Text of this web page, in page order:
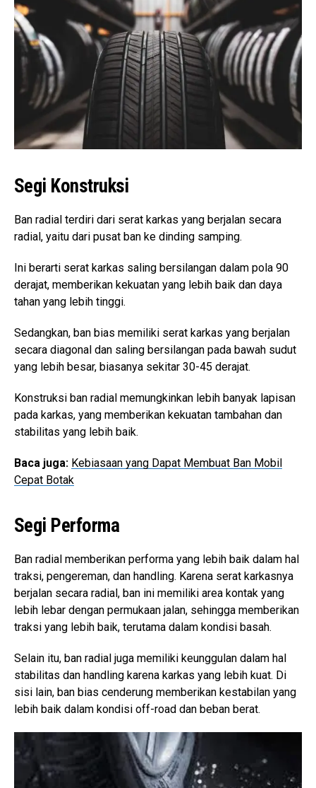
Segi Konstruksi
Ban radial terdiri dari serat karkas yang berjalan secara
radial, yaitu dari pusat ban ke dinding samping.
Ini berarti serat karkas saling bersilangan dalam pola 90
derajat, memberikan kekuatan yang lebih baik dan daya
tahan yang lebih tinggi.
Sedangkan, ban bias memiliki serat karkas yang berjalan
secara diagonal dan saling bersilangan pada bawah sudut
yang lebih besar, biasanya sekitar 30-45 derajat.
Konstruksi ban radial memungkinkan lebih banyak lapisan
pada karkas, yang memberikan kekuatan tambahan dan
stabilitas yang lebih baik.
Baca juga: Kebiasaan yang Dapat Membuat Ban Mobil
Cepat Botak
Segi Performa
Ban radial memberikan performa yang lebih baik dalam hal
traksi, pengereman, dan handling. Karena serat karkasnya
berjalan secara radial, ban ini memiliki area kontak yang
lebih lebar dengan permukaan jalan, sehingga memberikan
traksi yang lebih baik, terutama dalam kondisi basah.
Selain itu, ban radial juga memiliki keunggulan dalam hal
stabilitas dan handling karena karkas yang lebih kuat. Di
sisi lain, ban bias cenderung memberikan kestabilan yang
lebih baik dalam kondisi off-road dan beban berat.